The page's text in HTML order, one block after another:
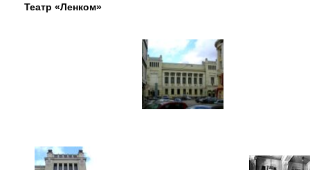
Театр «Ленком»